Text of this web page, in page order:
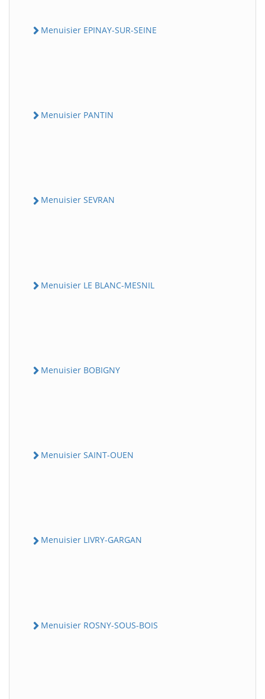
Menuisier EPINAY-SUR-SEINE
Menuisier PANTIN
Menuisier SEVRAN
Menuisier LE BLANC-MESNIL
Menuisier BOBIGNY
Menuisier SAINT-OUEN
Menuisier LIVRY-GARGAN
Menuisier ROSNY-SOUS-BOIS